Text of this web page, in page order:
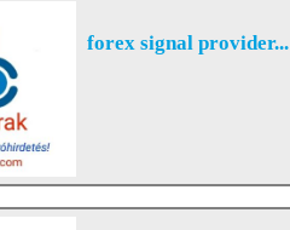
forex signal provider...